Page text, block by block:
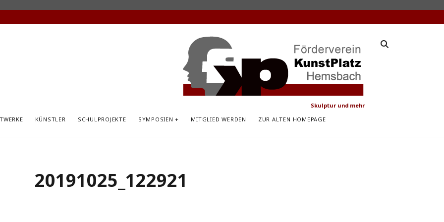
KunstPlatz
Hemsbach
Skulptur und mehr
KÜNSTLER SCHULPROJEKTE SYMPOSIEN MITGLIED WERDEN ZUR ALTEN HOMEPAGE
20191025_122921